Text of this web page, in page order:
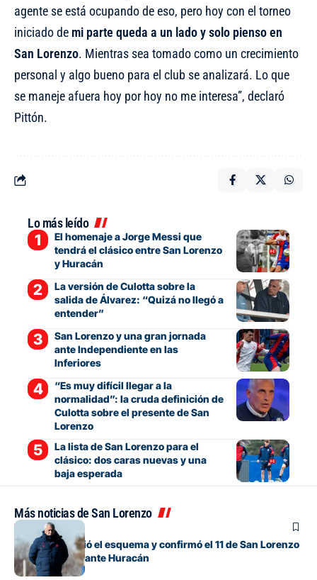
agente se está ocupando de eso, pero hoy con el torneo
iniciado de mi parte queda a un lado y solo pienso en
San Lorenzo. Mientras sea tomado como un crecimiento
personal y algo bueno para el club se analizará. Lo que
se maneje afuera hoy por hoy no me interesa”, declaró
Pittón.
Lo más leído
El homenaje a Jorge Messi que
tendrá el clásico entre San Lorenzo
y Huracán
La versión de Culotta sobre la
salida de Álvarez: “Quizá no llegó a
entender”
San Lorenzo y una gran jornada
ante Independiente en las
Inferiores
“Es muy difícil llegar a la
normalidad”: la cruda definición de
Culotta sobre el presente de San
Lorenzo
La lista de San Lorenzo para el
clásico: dos caras nuevas y una
baja esperada
Más noticias de San Lorenzo
Fútbol
Gorosito cambió el esquema y confirmó el 11 de San Lorenzo
para el clásico ante Huracán